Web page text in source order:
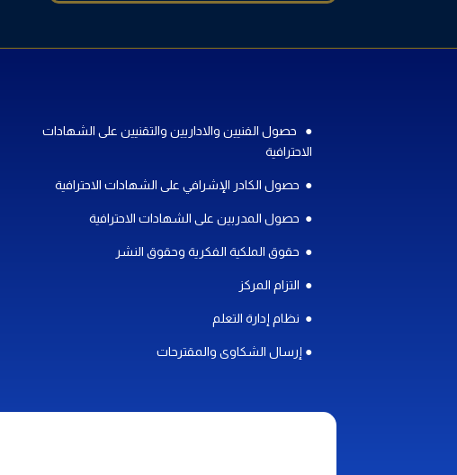
● حصول الفنيين والاداريين والتقنيين على الشهادات
الاحترافية
● حصول الكادر الإشرافي على الشهادات الاحترافية
● حصول المدربين على الشهادات الاحترافية
● حقوق الملكية الفكرية وحقوق النشر
● التزام المركز
● نظام إدارة التعلم
● إرسال الشكاوى والمقترحات